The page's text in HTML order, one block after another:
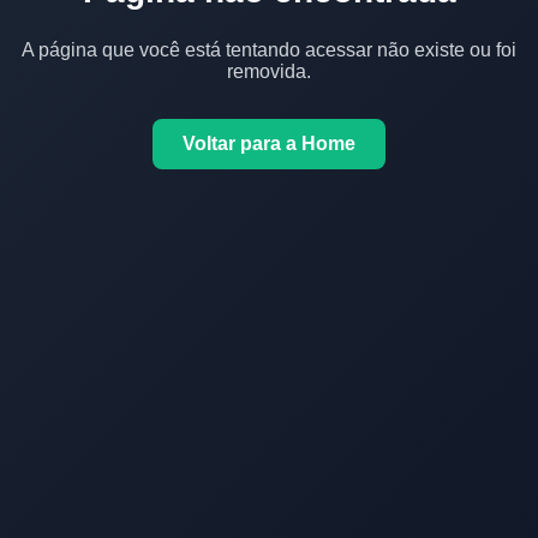
A página que você está tentando acessar não existe ou foi
removida.
Voltar para a Home